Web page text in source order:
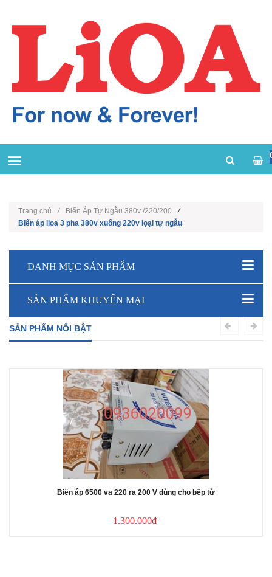
Trang chủ / Biến Áp Tự Ngẫu 380v /220/200
/
Biến áp lioa 3 pha 380v xuống 220v lọại tự ngẫu
DANH MỤC SẢN PHẨM
SẢN PHẨM KHUYẾN MẠI
SẢN PHẨM NỔI BẬT
Biến áp 6500 va 220 ra 200 V dùng cho bếp từ
1.300.000₫